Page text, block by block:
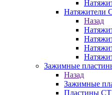
Натяжители
Назад
Зажимные
Назад
Зажимные
Пластины CT